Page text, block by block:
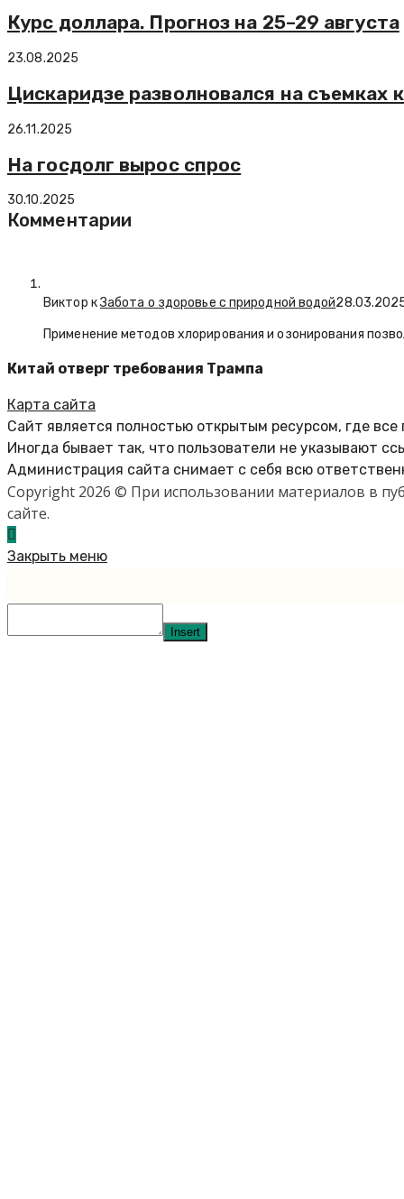
Курс доллара. Прогноз на 25–29 августа
23.08.2025
Цискаридзе разволновался на
26.11.2025
На госдолг вырос спрос
30.10.2025
Комментарии
Виктор кЗабота о здоровье с природной водой
Применение методов хлорирования и озонирования
Китай отверг требования Трампа
Карта сайта
Сайт является полностью открытым ресурсом, где
Иногда бывает так, что пользователи не указывают
Администрация сайта снимает с себя всю
Copyright 2026 © При использовании материалов в
сайте.
Закрыть меню
Insert